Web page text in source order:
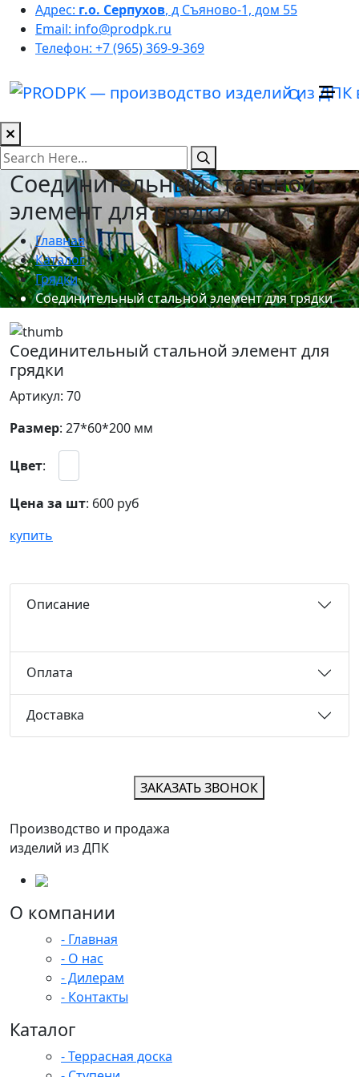
Адрес: г.о. Серпухов, д Съяново-1, дом 55
Email: info@prodpk.ru
Телефон: +7 (965) 369-9-369
Соединительный стальной
элемент для грядки
Главная
Каталог
Грядки
Соединительный стальной элемент для грядки
Соединительный стальной элемент для
грядки
Артикул: 70
Размер: 27*60*200 мм
Цвет:
Цена за шт: 600 руб
купить
Описание
Оплата
Доставка
ЗАКАЗАТЬ ЗВОНОК
Производство и продажа
изделий из ДПК
О компании
- Главная
- О нас
- Дилерам
- Контакты
Каталог
- Террасная доска